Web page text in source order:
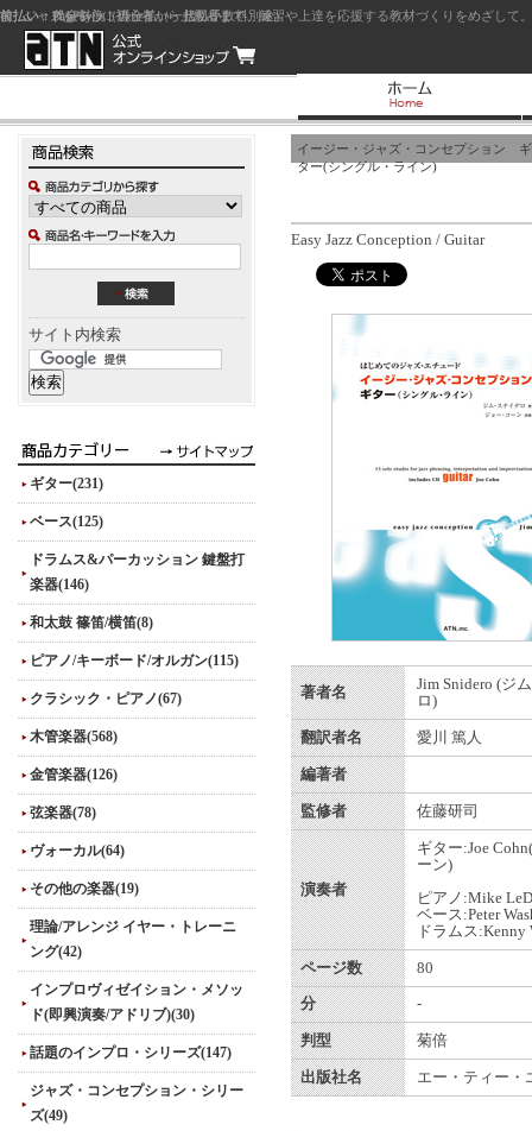
ジャズを中心に初心者から上級者まで、練習や上達を応援する教材づくりをめざし
サイト内検索
ギター(231)
ベース(125)
ドラムス&パーカッション 鍵盤打
楽器(146)
和太鼓 篠笛/横笛(8)
ピアノ/キーボード/オルガン(115)
クラシック・ピアノ(67)
木管楽器(568)
金管楽器(126)
弦楽器(78)
ヴォーカル(64)
その他の楽器(19)
理論/アレンジ イヤー・トレーニ
ング(42)
インプロヴィゼイション・メソッ
ド(即興演奏/アドリブ)(30)
話題のインプロ・シリーズ(147)
ジャズ・コンセプション・シリー
ズ(49)
イージー・ジャズ・コンセプション ギ
ター(シングル・ライン)
Easy Jazz Conception / Guitar
著者名
Jim Snidero (ジ
ロ)
翻訳者名 愛川 篤人
編著者
監修者 佐藤研司
演奏者
ギター:Joe
ーン)
ピアノ:Mike
ベース:Peter
ドラムス:Kenny
ページ数 80
分 -
判型 菊倍
出版社名 エー・ティー・
前払い：クレジットカード（一括払い）
後払い：代金引換（現金払い・代引手数料別途）
前払い：PayPay